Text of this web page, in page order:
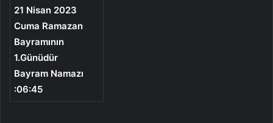
21 Nisan 2023
Cuma Ramazan
Bayramının
1.Günüdür
Bayram Namazı
:06:45